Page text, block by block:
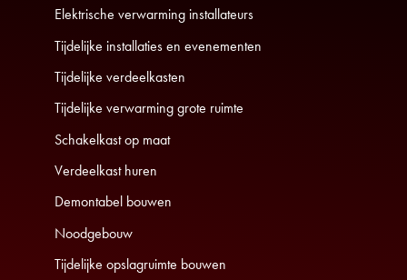
Elektrische verwarming installateurs
Tijdelijke installaties en evenementen
Tijdelijke verdeelkasten
Tijdelijke verwarming grote ruimte
Schakelkast op maat
Verdeelkast huren
Demontabel bouwen
Noodgebouw
Tijdelijke opslagruimte bouwen